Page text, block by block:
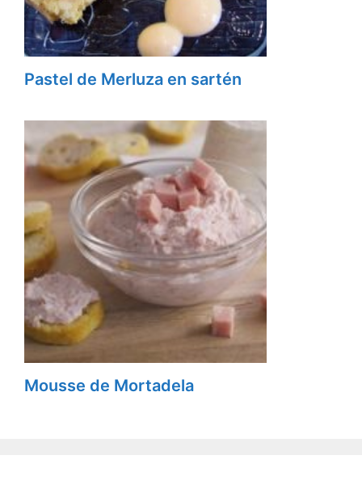
Pastel de Merluza en sartén
Mousse de Mortadela